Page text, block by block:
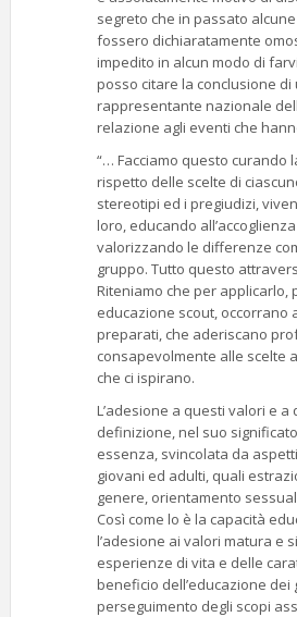
segreto che in passato alcune
fossero dichiaratamente
impedito in alcun modo di
posso citare la conclusione
rappresentante nazionale
relazione agli eventi che
“… Facciamo questo curando
rispetto delle scelte di
stereotipi ed i pregiudizi,
loro, educando
valorizzando le differenze
gruppo. Tutto questo
Riteniamo che per applicarlo,
educazione scout, occorrano
preparati, che aderiscano
consapevolmente alle scelte
che ci ispirano.
L’adesione a questi valori e
definizione, nel suo
essenza, svincolata da
giovani ed adulti, quali
genere, orientamento
Così come lo è la capacità
l’adesione ai valori matura e
esperienze di vita e delle
beneficio dell’educazione dei
perseguimento degli scopi